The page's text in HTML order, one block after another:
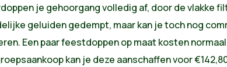
je gehoorgang volledig af, door de vlakke
geluiden gedempt, maar kan je toch nog
Een paar feestdoppen op maat kosten
kan je deze aanschaffen voor